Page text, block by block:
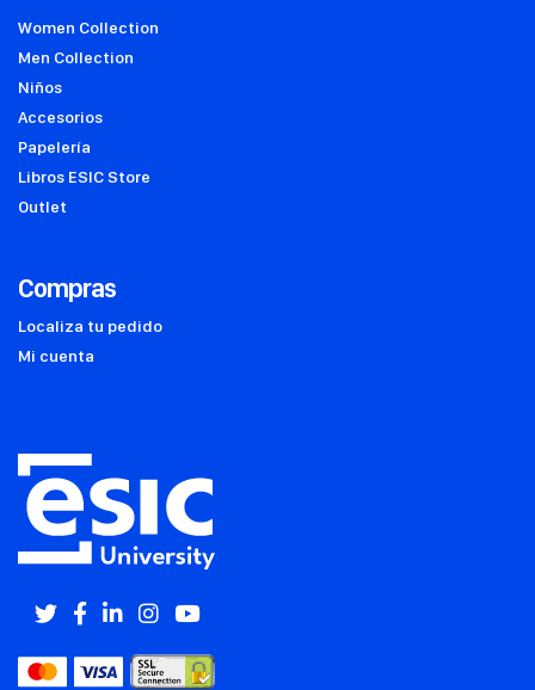
Women Collection
Men Collection
Niños
Accesorios
Papelería
Libros ESIC Store
Outlet
Compras
Localiza tu pedido
Mi cuenta